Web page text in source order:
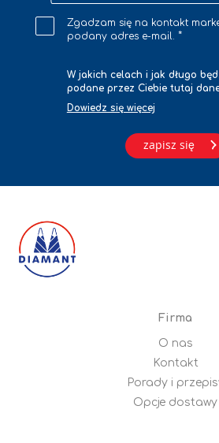
newsletter
Zgadzam się na kontakt
podany adres e-mail.
W jakich celach i jak długo
podane przez Ciebie tutaj
Dowiedz się więcej
zapisz się
Firma
O nas
Kontakt
Porady i
Opcje dostawy